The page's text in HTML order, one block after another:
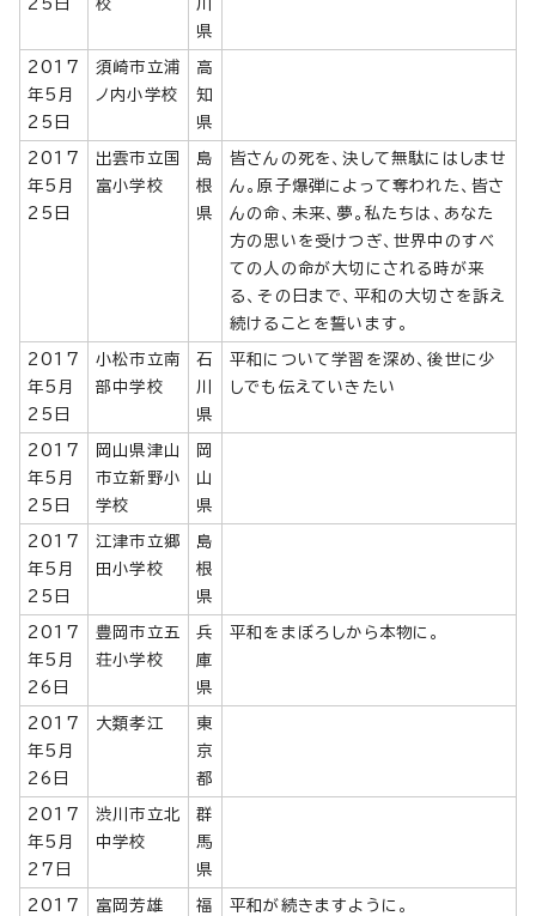
県
2017
年5月
25日
須崎市立浦
ノ内小学校
高
知
県
2017
年5月
25日
出雲市立国
富小学校
島
根
県
皆さんの死を、決して無駄にはしませ
ん。原子爆弾によって奪われた、皆さ
んの命、未来、夢。私たちは、あなた
方の思いを受けつぎ、世界中のすべ
ての人の命が大切にされる時が来
る、その日まで、平和の大切さを訴え
続けることを誓います。
2017
年5月
25日
小松市立南
部中学校
石
川
県
平和について学習を深め、後世に少
しでも伝えていきたい
2017
年5月
25日
岡山県津山
市立新野小
学校
岡
山
県
2017
年5月
25日
江津市立郷
田小学校
島
根
県
2017
年5月
26日
豊岡市立五
荘小学校
兵
庫
県
平和をまぼろしから本物に。
2017
年5月
26日
大類孝江
東
京
都
2017
年5月
27日
渋川市立北
中学校
群
馬
県
2017
富岡芳雄
福
平和が続きますように。